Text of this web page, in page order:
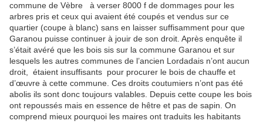
commune de Vèbre à verser 8000 f de dommages pour les
arbres pris et ceux qui avaient été coupés et vendus sur ce
quartier (coupe à blanc) sans en laisser suffisamment pour que
Garanou puisse continuer à jouir de son droit. Après enquête il
s’était avéré que les bois sis sur la commune Garanou et sur
lesquels les autres communes de l’ancien Lordadais n’ont aucun
droit, étaient insuffisants pour procurer le bois de chauffe et
d’œuvre à cette commune. Ces droits coutumiers n’ont pas été
abolis ils sont donc toujours valables. Depuis cette coupe les bois
ont repoussés mais en essence de hêtre et pas de sapin. On
comprend mieux pourquoi les maires ont traduits les habitants